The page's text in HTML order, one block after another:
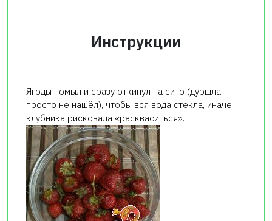
Инструкции
Ягоды помыл и сразу откинул на сито (дуршлаг
просто не нашёл), чтобы вся вода стекла, иначе
клубника рисковала «раскваситься».